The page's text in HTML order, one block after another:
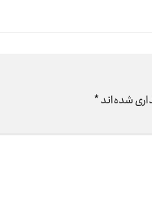
شده‌اند*